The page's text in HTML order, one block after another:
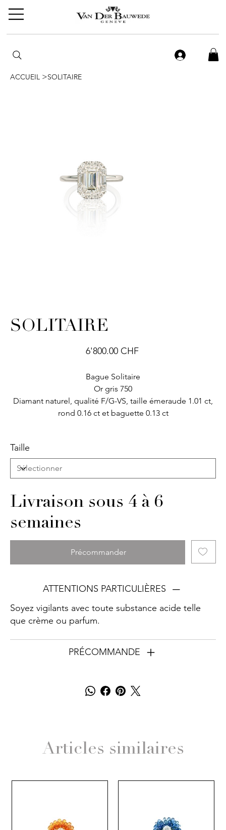
ACCUEIL >SOLITAIRE
SOLITAIRE
Prix
6'800.00 CHF
Bague Solitaire
Or gris 750
Diamant naturel, qualité F/G-VS, taille émeraude 1.01 ct,
rond 0.16 ct et baguette 0.13 ct
Taille
Livraison sous 4 à 6
semaines
Précommander
ATTENTIONS PARTICULIÈRES
Soyez vigilants avec toute substance acide telle
que crème ou parfum.
PRÉCOMMANDE
Articles similaires